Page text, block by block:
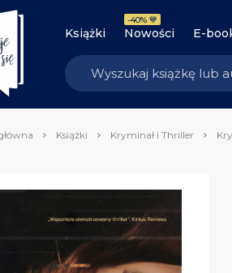
Książki Nowości
-40% 💙
E-
Książki Kryminał i Thriller